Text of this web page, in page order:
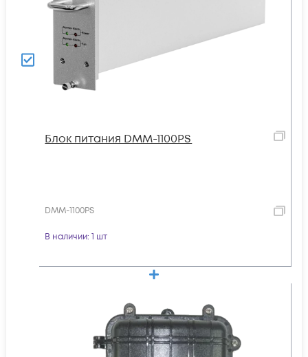
Блок питания DMM-1100PS
DMM-1100PS
В наличии: 1 шт